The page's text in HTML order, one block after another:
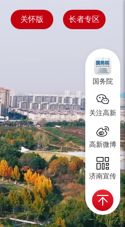
国务院
关注高新
高新微博
济南宣传
关怀版 长者专区